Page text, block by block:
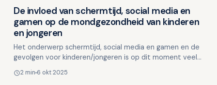
Kinderen en mondgezondheid
De invloed van schermtijd, social media en
gamen op de mondgezondheid van kinderen
en jongeren
Het onderwerp schermtijd, social media en gamen en de
gevolgen voor kinderen/jongeren is op dit moment veel
2 min 6 okt 2025